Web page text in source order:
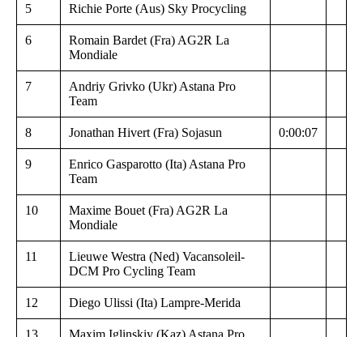
5 Richie Porte (Aus) Sky Procycling
6
Romain Bardet (Fra) AG2R La
Mondiale
7
Andriy Grivko (Ukr) Astana Pro
Team
8 Jonathan Hivert (Fra) Sojasun 0:00:07
9
Enrico Gasparotto (Ita) Astana Pro
Team
10
Maxime Bouet (Fra) AG2R La
Mondiale
11
Lieuwe Westra (Ned) Vacansoleil-
DCM Pro Cycling Team
12 Diego Ulissi (Ita) Lampre-Merida
13
Maxim Iglinskiy (Kaz) Astana Pro